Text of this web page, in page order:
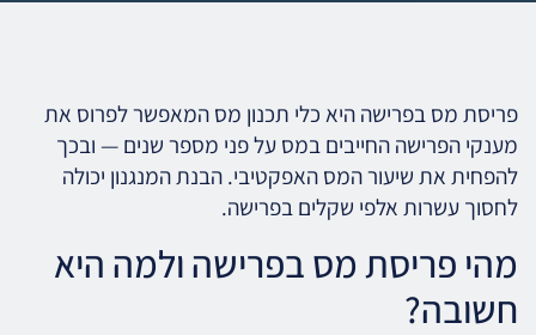
פריסת מס בפרישה היא כלי תכנון מס המאפשר לפרוס את
מענקי הפרישה החייבים במס על פני מספר שנים — ובכך
להפחית את שיעור המס האפקטיבי. הבנת המנגנון יכולה
לחסוך עשרות אלפי שקלים בפרישה.
מהי פריסת מס בפרישה ולמה היא
חשובה?